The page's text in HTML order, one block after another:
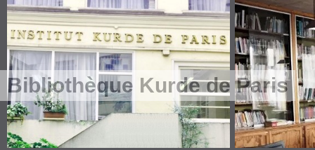
Bibliothèque Kurde de Paris